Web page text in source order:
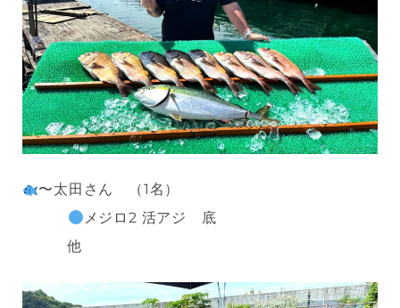
〜太田さん （1名）
メジロ2 活アジ 底
他